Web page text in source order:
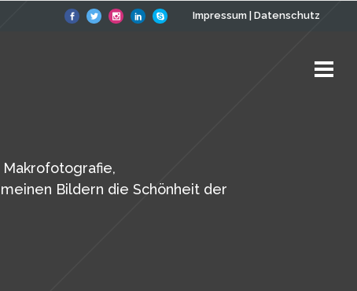
Impressum Datenschutz
Bildern die Schönheit der